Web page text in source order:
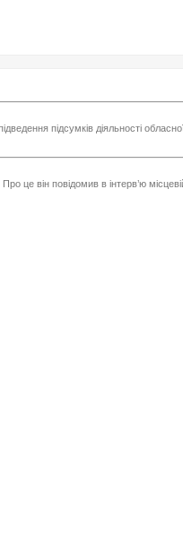
підсумків діяльності
це він повідомив в інтерв’ю